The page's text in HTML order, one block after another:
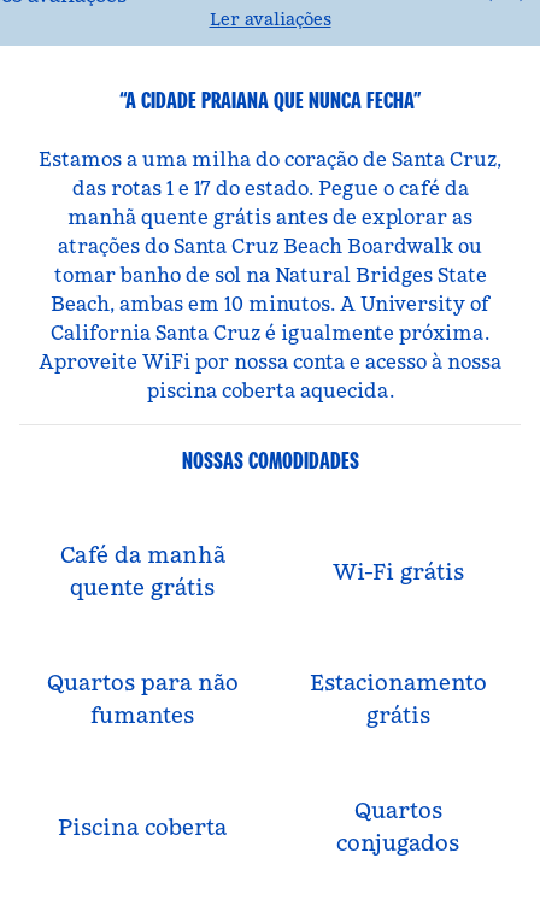
Ler avaliações
“A CIDADE PRAIANA QUE NUNCA FECHA”
Estamos a uma milha do coração de Santa Cruz,
das rotas 1 e 17 do estado. Pegue o café da
manhã quente grátis antes de explorar as
atrações do Santa Cruz Beach Boardwalk ou
tomar banho de sol na Natural Bridges State
Beach, ambas em 10 minutos. A University of
California Santa Cruz é igualmente próxima.
Aproveite WiFi por nossa conta e acesso à nossa
piscina coberta aquecida.
NOSSAS COMODIDADES
Café da manhã
quente grátis
Wi-Fi grátis
Quartos para não
fumantes
Estacionamento
grátis
Piscina coberta
Quartos
conjugados